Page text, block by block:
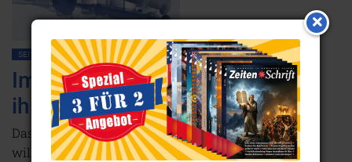
SEITE 20 IMPFUNGEN
Impfbetrug: Und alle waschen
ihre Hände in Unschuld …
Dass die Pharmaindustrie Impfschäden vertuschen
will, liegt auf der Hand. Doch auch Behörden und